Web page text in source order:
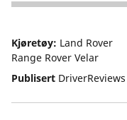
4
Kjøretøy: Land Rover
Range Rover Velar
Publisert DriverReviews